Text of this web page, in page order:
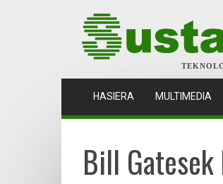
HASIERA (CURRENT)
MULTIMEDIA
Bill